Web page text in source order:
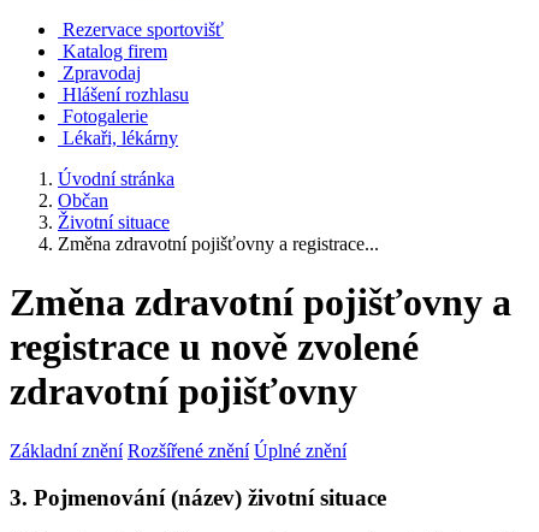
Rezervace sportovišť
Katalog firem
Zpravodaj
Hlášení rozhlasu
Fotogalerie
Lékaři, lékárny
Úvodní stránka
Občan
Životní situace
Změna zdravotní pojišťovny a registrace...
Změna zdravotní pojišťovny a
registrace u nově zvolené
zdravotní pojišťovny
Základní znění Rozšířené znění Úplné znění
3. Pojmenování (název) životní situace